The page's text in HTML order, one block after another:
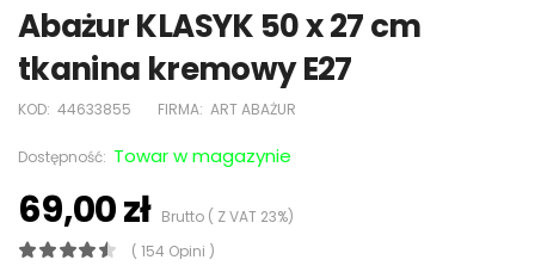
Abażur KLASYK 50 x 27 cm
tkanina kremowy E27
KOD: 44633855 FIRMA: ART ABAŻUR
Dostępność: Towar w magazynie
69,00 złBrutto ( Z VAT 23%)
( 154 Opini )